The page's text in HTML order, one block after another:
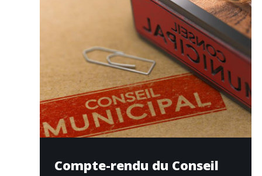
Compte-rendu du Conseil